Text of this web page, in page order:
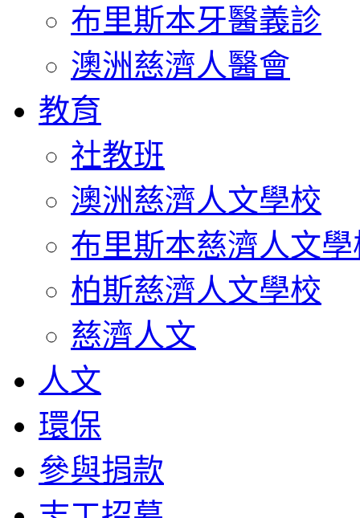
布里斯本牙醫義診
澳洲慈濟人醫會
教育
社教班
澳洲慈濟人文學校
布里斯本慈濟人文學
柏斯慈濟人文學校
慈濟人文
人文
環保
參與捐款